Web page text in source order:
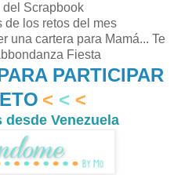
del Scrapbook
de los retos del mes
una cartera para Mamá... Te
Fiesta
PARTICIPAR
< < <
Venezuela